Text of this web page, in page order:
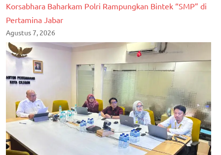
Korsabhara Baharkam Polri Rampungkan Bintek “SMP” di
Pertamina Jabar
Agustus 7, 2026